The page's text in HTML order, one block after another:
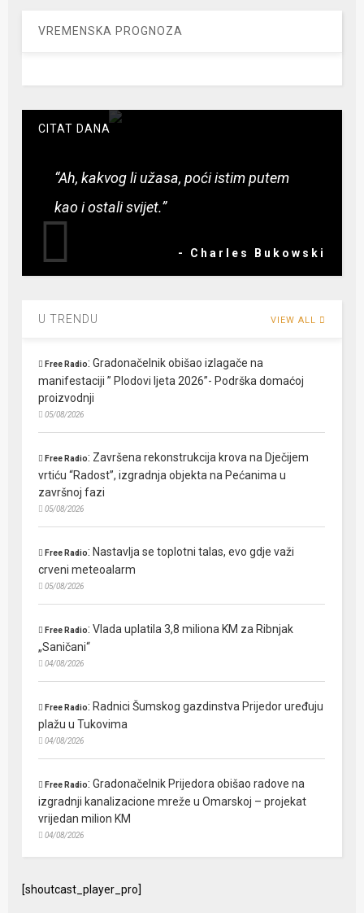
VREMENSKA PROGNOZA
CITAT DANA
“Ah, kakvog li užasa, poći istim putem
kao i ostali svijet.”
- Charles Bukowski
U TRENDU VIEW ALL
Free Radio:Gradonačelnik obišao izlagače na
manifestaciji ” Plodovi ljeta 2026”- Podrška domaćoj
proizvodnji
05/08/2026
Free Radio: Završena rekonstrukcija krova na Dječijem
vrtiću “Radost”, izgradnja objekta na Pećanima u
završnoj fazi
05/08/2026
Free Radio: Nastavlja se toplotni talas, evo gdje važi
crveni meteoalarm
05/08/2026
Free Radio:Vlada uplatila 3,8 miliona KM za Ribnjak
„Saničani“
04/08/2026
Free Radio: Radnici Šumskog gazdinstva Prijedor uređuju
plažu u Tukovima
04/08/2026
Free Radio:Gradonačelnik Prijedora obišao radove na
izgradnji kanalizacione mreže u Omarskoj – projekat
vrijedan milion KM
04/08/2026
[shoutcast_player_pro]